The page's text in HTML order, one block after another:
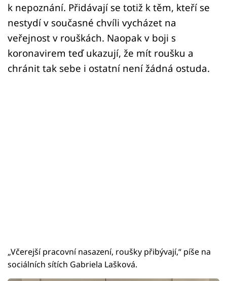
Sledujte nás
k nepoznání. Přidávají se totiž k těm, kteří se
nestydí v současné chvíli vycházet na
veřejnost v rouškách. Naopak v boji s
koronavirem teď ukazují, že mít roušku a
chránit tak sebe i ostatní není žádná ostuda.
„Včerejší pracovní nasazení, roušky přibývají,“ píše na
sociálních sítích Gabriela Lašková.